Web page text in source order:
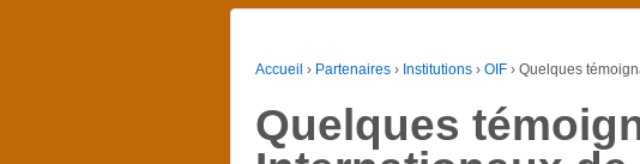
Accueil › Partenaires › Institutions › OIF › Quelques
Quelques